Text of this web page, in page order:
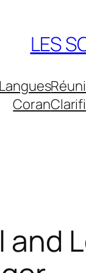
LES
Langues
Coran